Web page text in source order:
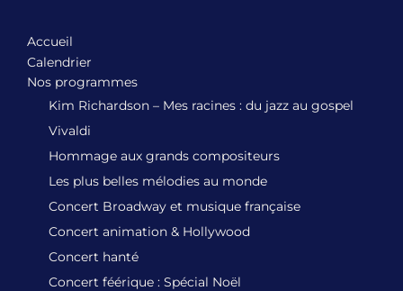
Accueil
Calendrier
Nos programmes
Kim Richardson – Mes racines : du jazz au gospel
Vivaldi
Hommage aux grands compositeurs
Les plus belles mélodies au monde
Concert Broadway et musique française
Concert animation & Hollywood
Concert hanté
Concert féérique : Spécial Noël